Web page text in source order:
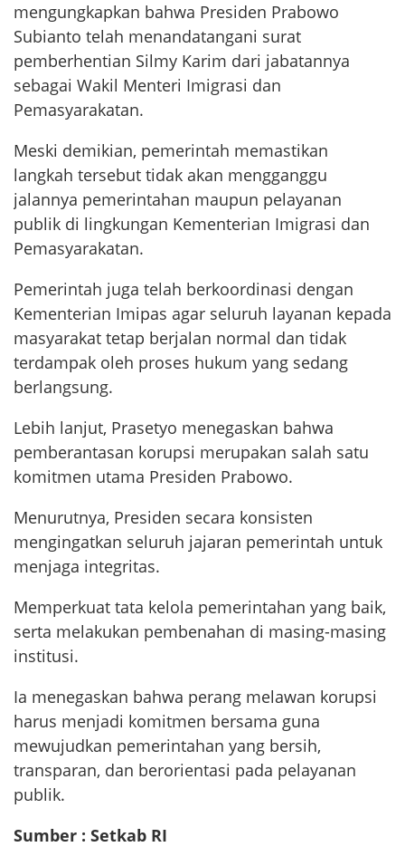
mengungkapkan bahwa Presiden Prabowo
Subianto telah menandatangani surat
pemberhentian Silmy Karim dari jabatannya
sebagai Wakil Menteri Imigrasi dan
Pemasyarakatan.
Meski demikian, pemerintah memastikan
langkah tersebut tidak akan mengganggu
jalannya pemerintahan maupun pelayanan
publik di lingkungan Kementerian Imigrasi dan
Pemasyarakatan.
Pemerintah juga telah berkoordinasi dengan
Kementerian Imipas agar seluruh layanan kepada
masyarakat tetap berjalan normal dan tidak
terdampak oleh proses hukum yang sedang
berlangsung.
Lebih lanjut, Prasetyo menegaskan bahwa
pemberantasan korupsi merupakan salah satu
komitmen utama Presiden Prabowo.
Menurutnya, Presiden secara konsisten
mengingatkan seluruh jajaran pemerintah untuk
menjaga integritas.
Memperkuat tata kelola pemerintahan yang baik,
serta melakukan pembenahan di masing-masing
institusi.
Ia menegaskan bahwa perang melawan korupsi
harus menjadi komitmen bersama guna
mewujudkan pemerintahan yang bersih,
transparan, dan berorientasi pada pelayanan
publik.
Sumber : Setkab RI